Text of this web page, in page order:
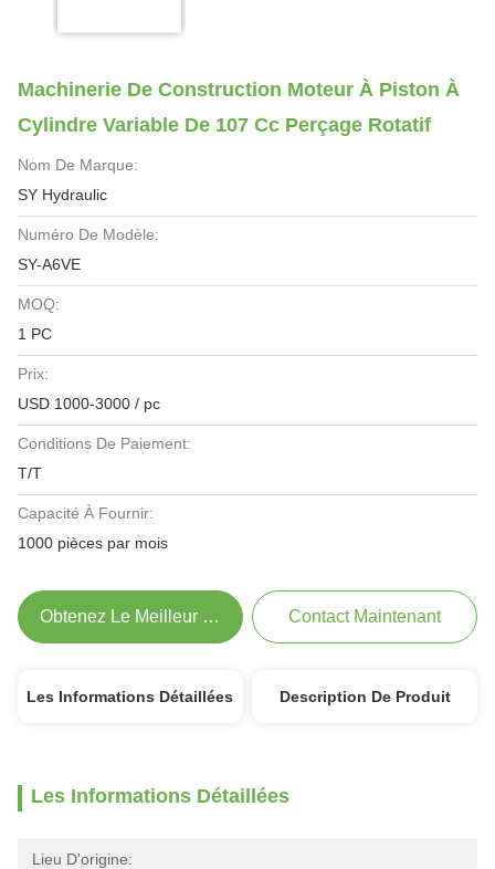
Machinerie De Construction Moteur À Piston À
Cylindre Variable De 107 Cc Perçage Rotatif
Nom De Marque:
SY Hydraulic
Numéro De Modèle:
SY-A6VE
MOQ:
1 PC
Prix:
USD 1000-3000 / pc
Conditions De Paiement:
T/T
Capacité À Fournir:
1000 pièces par mois
Obtenez Le Meilleur Prix Contact Maintenant
Les Informations Détaillées Description De Produit
Les Informations Détaillées
Lieu D'origine: